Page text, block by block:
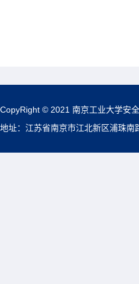
CopyRight © 2021 南京工业大学安
地址：江苏省南京市江北新区浦珠